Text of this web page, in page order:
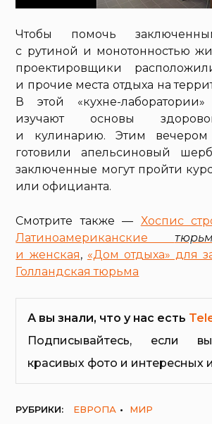
Чтобы помочь
с рутиной и монотонностью
проектировщики
и прочие места отдыха на
В этой «кухне-
изучают основы
и кулинарию. Этим вечером
готовили апельсиновый
заключенные могут пройти
или официанта.
Смотрите также — Хоспис
Латиноамериканские
и женская, «Дом отдыха» для
Голландская тюрьма
А вы знали, что у нас есть
Подписывайтесь, если
красивых фото и интересных
РУБРИКИ: ЕВРОПА
МИР